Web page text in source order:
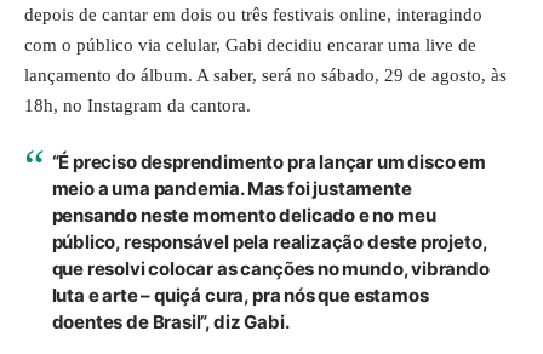
depois de cantar em dois ou três festivais online, interagindo
com o público via celular, Gabi decidiu encarar uma live de
lançamento do álbum. A saber, será no sábado, 29 de agosto, às
18h, no Instagram da cantora.
“É preciso desprendimento pra lançar um disco em
meio a uma pandemia. Mas foi justamente
pensando neste momento delicado e no meu
público, responsável pela realização deste projeto,
que resolvi colocar as canções no mundo, vibrando
luta e arte – quiçá cura, pra nós que estamos
doentes de Brasil”, diz Gabi.